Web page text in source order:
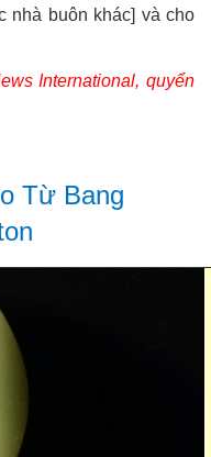
nhà buôn khác] và cho
International, quyển
Từ Bang